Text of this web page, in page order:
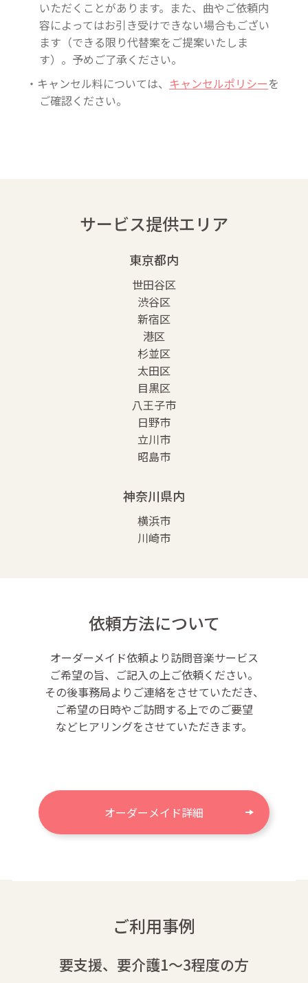
いただくことがあります。また、曲やご依頼内
容によってはお引き受けできない場合もござい
ます（できる限り代替案をご提案いたしま
す）。予めご了承ください。
・キャンセル料については、 キャンセルポリシーを
ご確認ください。
サービス提供エリア
東京都内
世田谷区
渋谷区
新宿区
港区
杉並区
太田区
目黒区
八王子市
日野市
立川市
昭島市
神奈川県内
横浜市
川崎市
依頼方法について
オーダーメイド依頼より訪問音楽サービス
ご希望の旨、ご記入の上ご依頼ください。
その後事務局よりご連絡をさせていただき、
ご希望の日時やご訪問する上でのご要望
などヒアリングをさせていただきます。
オーダーメイド詳細
ご利用事例
要支援、要介護1～3程度の方